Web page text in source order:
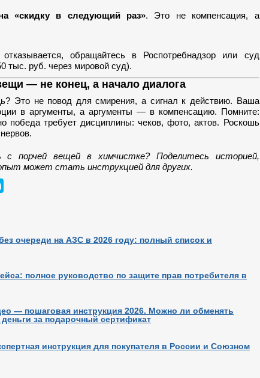
«скидку в следующий раз». Это не компенсация, а
обращайтесь в Роспотребнадзор или суд
тыс. руб. через мировой суд).
— не конец, а начало диалога
Это не повод для смирения, а сигнал к действию. Ваша
в аргументы, а аргументы — в компенсацию. Помните:
победа требует дисциплины: чеков, фото, актов. Роскошь
с порчей вещей в химчистке? Поделитесь историей,
может стать инструкцией для других.
очереди на АЗС в 2026 году: полный список и
полное руководство по защите прав потребителя в
— пошаговая инструкция 2026. Можно ли обменять
за подарочный сертификат
инструкция для покупателя в России и Союзном